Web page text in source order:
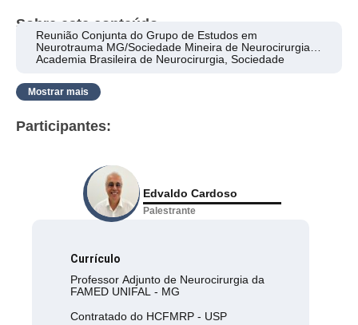
Sobre este conteúdo
Reunião Conjunta do Grupo de Estudos em
Neurotrauma MG/Sociedade Mineira de Neurocirurgia,
Academia Brasileira de Neurocirurgia, Sociedade
Mostrar mais
Participantes:
Edvaldo Cardoso
Palestrante
Currículo
Professor Adjunto de Neurocirurgia da
FAMED UNIFAL - MG
Contratado do HCFMRP - USP